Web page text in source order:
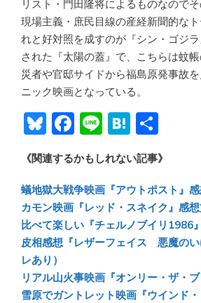
リスト・門田隆将によるものなので
現場主義・庶民目線の産経新聞的な
れと好対照を成すのが『シン・ゴジ
された『太陽の蓋』で、こちらは蚊
災者や官邸サイドから福島原発事故
ニック映画となっている。
Bl
u
e
sk
y
F
ac
e
b
o
ok
Li
n
e
H
at
e
n
a
有
《関連するかもしれない記事》
蟻地獄大戦争映画『アウトポスト』
カモン映画『レッド・スネイク』感
比べて楽しい『チェルノブイリ1986
皮相感想『レザーフェイス 悪魔の
レあり）
リアル山火事映画『オンリー・ザ・
雪原でガントレット映画『ウインド